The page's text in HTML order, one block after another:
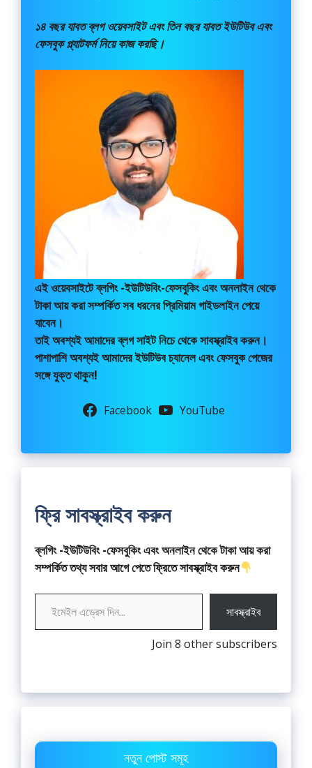
১৪ বছর যাবত ব্লগ ওয়েবসাইট এবং তিন বছর যাবত ইউটিউব এবং
ফেসবুক প্ল্যাটফর্ম নিয়ে কাজ করছি।
এই ওয়েবসাইটেব্লগিং -ইউটিউবিং-ফেসবুকিং এবং অনলাইন থেকে
টাকা আয় করা সম্পর্কিত সব ধরনের প্রিমিয়াম গাইডলাইন পেয়ে
যাবেন।
তাই অবশ্যই আমাদের ব্লগ সাইট নিচে থেকে সাবস্ক্রাইব করুন।
পাশাপাশি অবশ্যই আমাদের ইউটিউব চ্যানেল এবং ফেসবুক পেজের
সঙ্গে যুক্ত থাকুন!
Facebook YouTube
ফ্রি সাবস্ক্রাইব করুন
ব্লগিং -ইউটিউবিং -ফেসবুকিং এবং অনলাইন থেকে টাকা আয় করা
সম্পর্কিত তথ্য সবার আগে পেতে ফ্রিতে সাবস্ক্রাইব করুন
ইমেইল এড্রেস দিন...
সাবস্ক্রাইব
Join 8 other subscribers
নতুন পোস্ট সমূহ